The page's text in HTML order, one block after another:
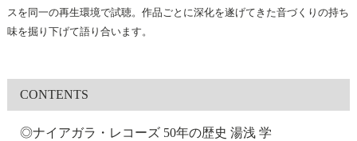
スを同一の再生環境で試聴。作品ごとに深化を遂げてきた音づくりの持ち
味を掘り下げて語り合います。
CONTENTS
◎ナイアガラ・レコーズ 50年の歴史 湯浅 学